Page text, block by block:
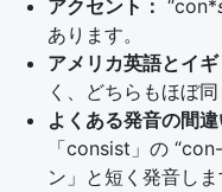
アクセント： “con*
あります。
アメリカ英語とイ
く、どちらもほぼ同
よくある発音の間
「consist」の
ン」と短く発音し